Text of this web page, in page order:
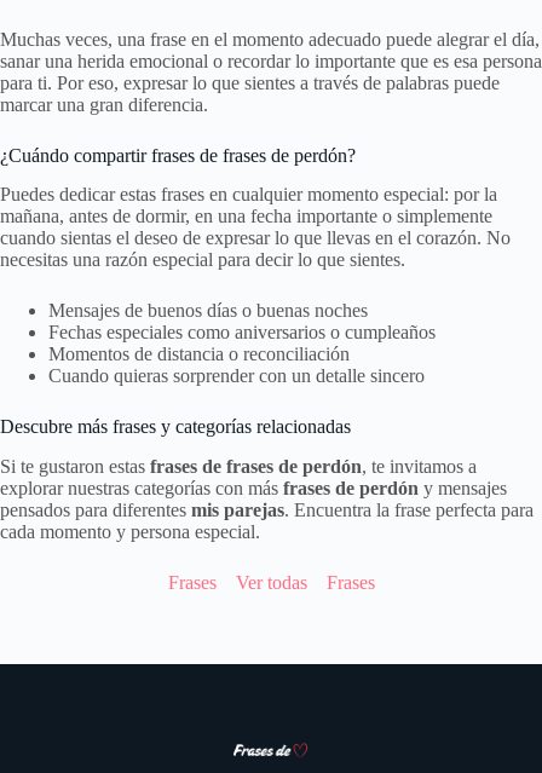
Muchas veces, una frase en el momento adecuado puede alegrar el día,
sanar una herida emocional o recordar lo importante que es esa persona
para ti. Por eso, expresar lo que sientes a través de palabras puede
marcar una gran diferencia.
¿Cuándo compartir frases de frases de perdón?
Puedes dedicar estas frases en cualquier momento especial: por la
mañana, antes de dormir, en una fecha importante o simplemente
cuando sientas el deseo de expresar lo que llevas en el corazón. No
necesitas una razón especial para decir lo que sientes.
Mensajes de buenos días o buenas noches
Fechas especiales como aniversarios o cumpleaños
Momentos de distancia o reconciliación
Cuando quieras sorprender con un detalle sincero
Descubre más frases y categorías relacionadas
Si te gustaron estas frases de frases de perdón, te invitamos a
explorar nuestras categorías con más frases de perdón y mensajes
pensados para diferentes mis parejas. Encuentra la frase perfecta para
cada momento y persona especial.
Frases Ver todas Frases